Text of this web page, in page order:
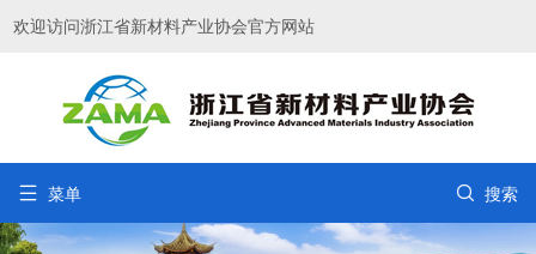
欢迎访问浙江省新材料产业协会官方网站
 菜单  搜索